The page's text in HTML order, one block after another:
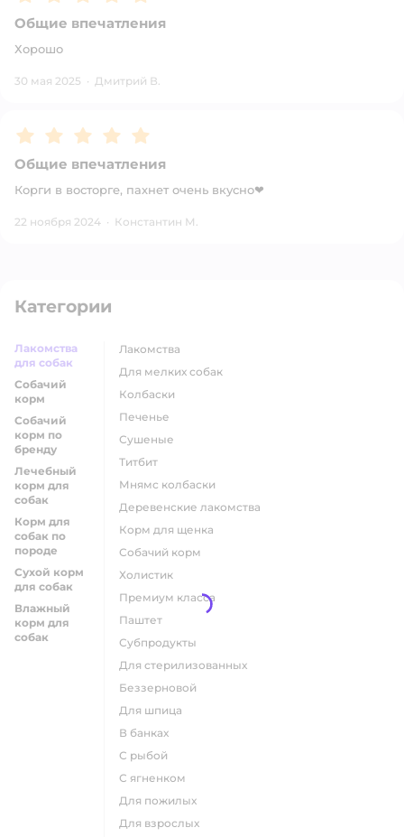
Общие впечатления
Хорошо
30 мая 2025 · Дмитрий В.
Рейтинг:5
Общие впечатления
Корги в восторге, пахнет очень вкусно❤
22 ноября 2024 · Константин М.
Категории
Лакомства
для собак
Собачий
корм
Собачий
корм по
бренду
Лечебный
корм для
собак
Корм для
собак по
породе
Сухой корм
для собак
Влажный
корм для
собак
лакомства
для мелких собак
колбаски
печенье
сушеные
титбит
мнямс колбаски
деревенские лакомства
корм для щенка
собачий корм
холистик
премиум класса
паштет
субпродукты
для стерилизованных
беззерновой
для шпица
в банках
с рыбой
с ягненком
для пожилых
для взрослых